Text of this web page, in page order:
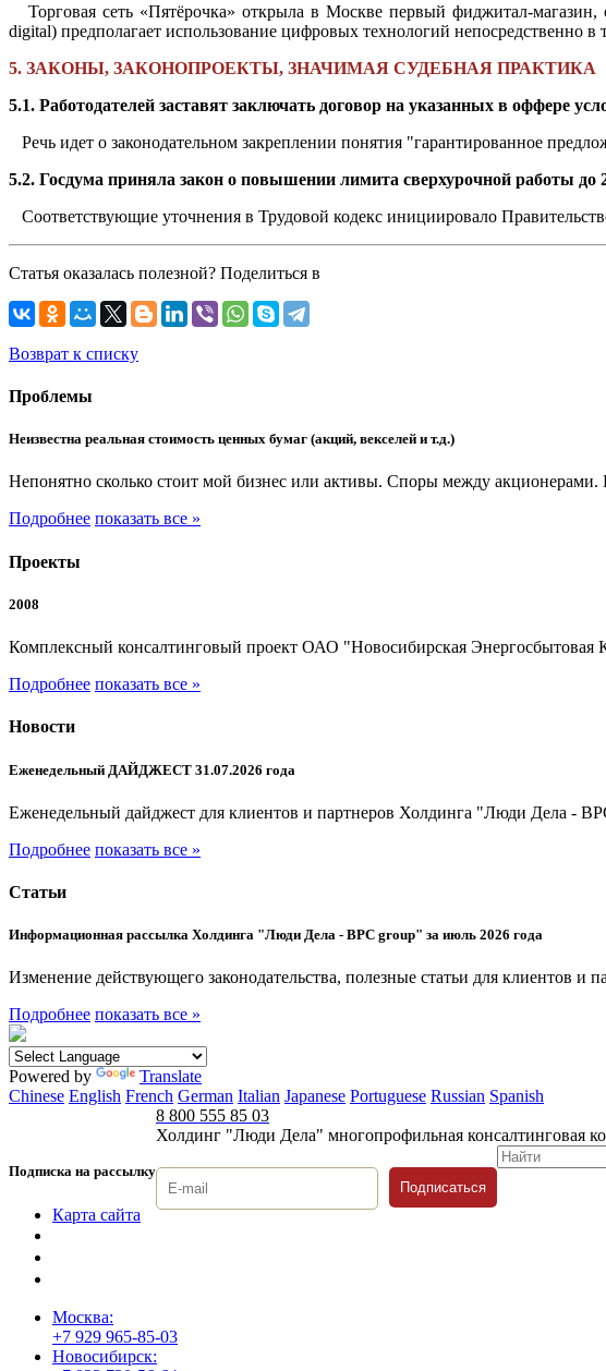
Торговая сеть «Пятёрочка» открыла в Москве первый фиджитал-
digital) предполагает использование цифровых технологий непосредственно
5. ЗАКОНЫ, ЗАКОНОПРОЕКТЫ, ЗНАЧИМАЯ СУДЕБНАЯ ПРАКТИКА
5.1. Работодателей заставят заключать договор на указанных в оффере
Речь идет о законодательном закреплении понятия "гарантированное
5.2. Госдума приняла закон о повышении лимита сверхурочной работы до
Соответствующие уточнения в Трудовой кодекс инициировало
Статья оказалась полезной? Поделиться в
Возврат к списку
Проблемы
Неизвестна реальная стоимость ценных бумаг (акций, векселей и т.д.)
Непонятно сколько стоит мой бизнес или активы. Споры между
Подробнее показать все »
Проекты
2008
Комплексный консалтинговый проект ОАО "Новосибирская Энергосбытовая
Подробнее показать все »
Новости
Еженедельный ДАЙДЖЕСТ 31.07.2026 года
Еженедельный дайджест для клиентов и партнеров Холдинга "Люди Дела -
Подробнее показать все »
Статьи
Информационная рассылка Холдинга "Люди Дела - BPC group" за июль 2026 года
Изменение действующего законодательства, полезные статьи для клиентов
Подробнее показать все »
Powered by
Translate
Chinese English French German Italian Japanese Portuguese Russian Spanish
Подписка на рассылку
8 800 555 85 03
Холдинг "Люди Дела" многопрофильная консалтинговая
Подписаться
Карта сайта
Москва:
+7 929 965-85-03
Новосибирск: